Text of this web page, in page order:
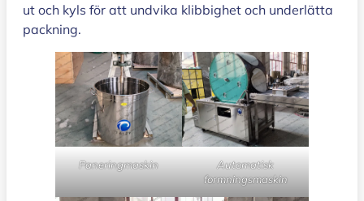
ut och kyls för att undvika klibbighet och underlätta
packning.
Paneringmaskin
Automatisk
formningsmaskin